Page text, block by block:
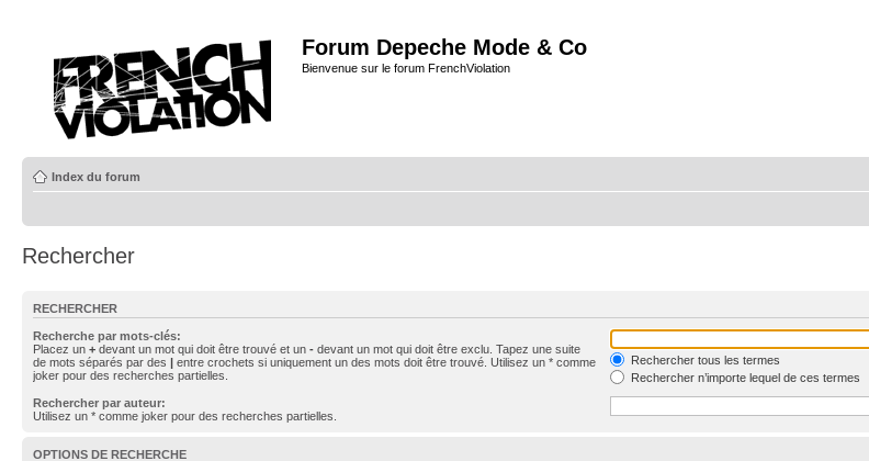
Forum Depeche Mode & Co
Bienvenue sur le forum FrenchViolation
Index du forum
Rechercher
RECHERCHER
Recherche par mots-clés:
Placez un + devant un mot qui doit être trouvé et un - devant un mot qui doit être exclu. Tapez une suite
de mots séparés par des | entre crochets si uniquement un des mots doit être trouvé. Utilisez un * comme
joker pour des recherches partielles.
Rechercher tous les termes
Rechercher n’importe lequel de ces termes
Rechercher par auteur:
Utilisez un * comme joker pour des recherches partielles.
OPTIONS DE RECHERCHE